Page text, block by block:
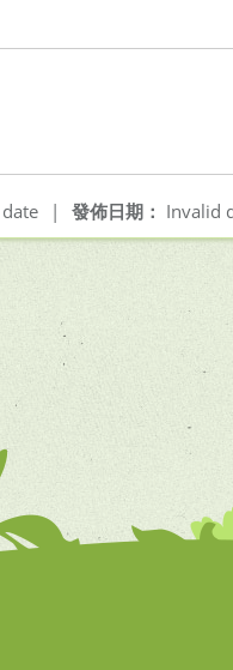
發佈日期： Invalid
|